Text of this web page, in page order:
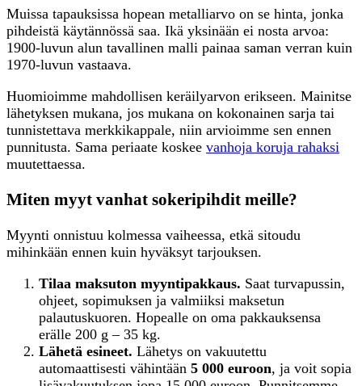
Muissa tapauksissa hopean metalliarvo on se hinta, jonka
pihdeistä käytännössä saa. Ikä yksinään ei nosta arvoa:
1900-luvun alun tavallinen malli painaa saman verran kuin
1970-luvun vastaava.
Huomioimme mahdollisen keräilyarvon erikseen. Mainitse
lähetyksen mukana, jos mukana on kokonainen sarja tai
tunnistettava merkkikappale, niin arvioimme sen ennen
punnitusta. Sama periaate koskee vanhoja koruja rahaksi
muutettaessa.
Miten myyt vanhat sokeripihdit meille?
Myynti onnistuu kolmessa vaiheessa, etkä sitoudu
mihinkään ennen kuin hyväksyt tarjouksen.
Tilaa maksuton myyntipakkaus. Saat turvapussin,
ohjeet, sopimuksen ja valmiiksi maksetun
palautuskuoren. Hopealle on oma pakkauksensa
erälle 200 g – 35 kg.
Lähetä esineet. Lähetys on vakuutettu
automaattisesti vähintään 5 000 euroon, ja voit sopia